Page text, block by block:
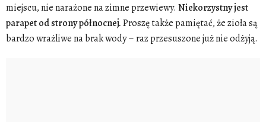
miejscu, nie narażone na zimne przewiewy. Niekorzystny jest
parapet od strony północnej.Proszę także pamiętać, że zioła są
bardzo wrażliwe na brak wody – raz przesuszone już nie odżyją.